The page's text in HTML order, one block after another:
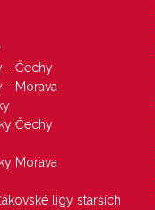
- Čechy
- Morava
Čechy
Morava
ligy starších